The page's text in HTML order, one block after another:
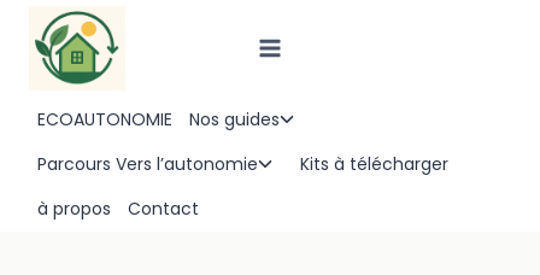
contenu
ECOAUTONOMIE Nos guides
le
Parcours Vers l’autonomie
Ouvrir/fermer
Kits à télécharger
à propos
Contact